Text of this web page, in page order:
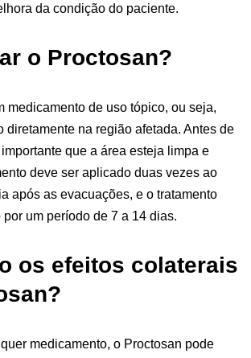
da condição do paciente.
o Proctosan?
medicamento de uso tópico, ou seja,
diretamente na região afetada. Antes de
que a área esteja limpa e
deve ser aplicado duas vezes ao
após as evacuações, e o tratamento
um período de 7 a 14 dias.
os efeitos colaterais
medicamento, o Proctosan pode